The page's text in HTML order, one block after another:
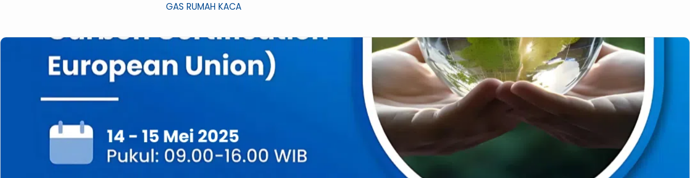
GAS RUMAH KACA